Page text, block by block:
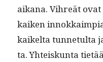
aikana. Vihreät
kaiken
kaikelta tun­netul­ta
ta. Yhteiskun­ta